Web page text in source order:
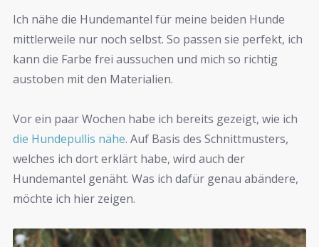
Ich nähe die Hundemantel für meine beiden Hunde
mittlerweile nur noch selbst. So passen sie perfekt, ich
kann die Farbe frei aussuchen und mich so richtig
austoben mit den Materialien.
Vor ein paar Wochen habe ich bereits gezeigt, wie ich
die Hundepullis nähe. Auf Basis des Schnittmusters,
welches ich dort erklärt habe, wird auch der
Hundemantel genäht. Was ich dafür genau abändere,
möchte ich hier zeigen.